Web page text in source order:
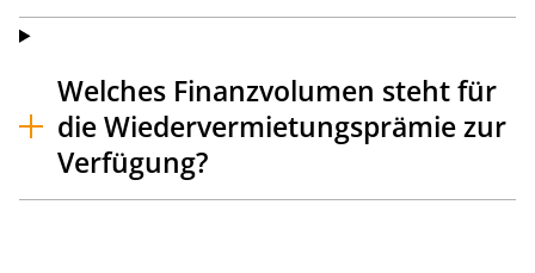
Welches Finanzvolumen steht für
die Wiedervermietungsprämie zur
Verfügung?